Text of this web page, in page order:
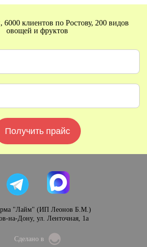
6000 клиентов по Ростову, 200 видов
овощей и фруктов
Получить прайс
Сделано в
"Лайм" (ИП Леонов Б.М.)
на-Дону, ул. Ленточная, 1а